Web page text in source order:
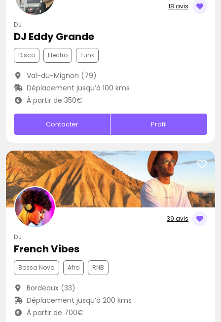
18 avis
DJ
DJ Eddy Grande
Disco Electro Funk
Val-du-Mignon (79)
Déplacement jusqu’à 100 kms
À partir de 350€
Contacter Profil
39 avis
DJ
French Vibes
Bossa Nova Afro RNB
Bordeaux (33)
Déplacement jusqu’à 200 kms
À partir de 700€